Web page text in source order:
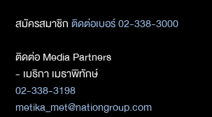
สมัครสมาชิกติดต่อเบอร์ 02-338-3000
ติดต่อ Media Partners
- เมธิกา เมธาพิทักษ์
02-338-3198
metika_met@nationgroup.com